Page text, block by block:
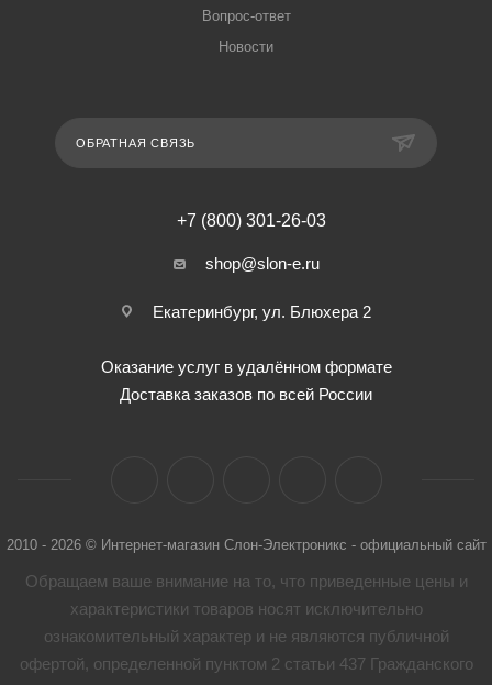
Вопрос-ответ
Новости
ОБРАТНАЯ СВЯЗЬ
+7 (800) 301-26-03
shop@slon-e.ru
Екатеринбург, ул. Блюхера 2
Оказание услуг в удалённом формате
Доставка заказов по всей России
2010 - 2026 © Интернет-магазин Слон-Электроникс - официальный сайт
Обращаем ваше внимание на то, что приведенные цены и
характеристики товaров носят исключительно
ознакомительный характер и не являются публичной
офертой, определенной пунктом 2 статьи 437 Гражданского